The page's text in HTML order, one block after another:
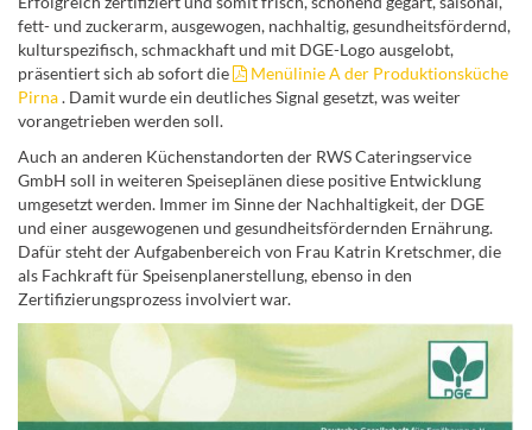
fett- und zuckerarm, ausgewogen, nachhaltig, gesundheitsfördernd,
kulturspezifisch, schmackhaft und mit DGE-Logo ausgelobt,
präsentiert sich ab sofort die
Menülinie A der Produktionsküche
Pirna. Damit wurde ein deutliches Signal gesetzt, was weiter
vorangetrieben werden soll.
Auch an anderen Küchenstandorten der RWS Cateringservice
GmbH soll in weiteren Speiseplänen diese positive Entwicklung
umgesetzt werden. Immer im Sinne der Nachhaltigkeit, der DGE
und einer ausgewogenen und gesundheitsfördernden Ernährung.
Dafür steht der Aufgabenbereich von Frau Katrin Kretschmer, die
als Fachkraft für Speisenplanerstellung, ebenso in den
Zertifizierungsprozess involviert war.